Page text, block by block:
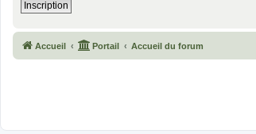
Inscription
Accueil Portail Accueil du forum